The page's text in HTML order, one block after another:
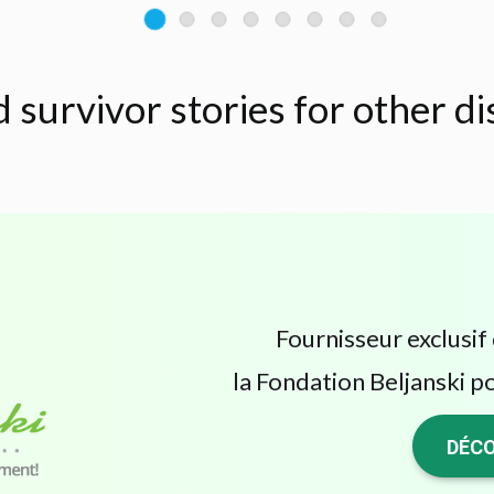
survivor stories for other
Fournisseur
la Fondation Beljanski